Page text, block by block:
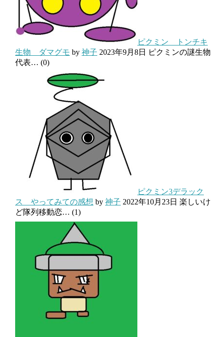
ピクミン トンチキ
生物 ダマグモ by 神子 2023年9月8日
ピクミンの謎生物
代表… (0)
ピクミン3デラック
ス やってみての感想 by 神子 2022年10月23日 楽しいけ
ど隊列移動恋… (1)